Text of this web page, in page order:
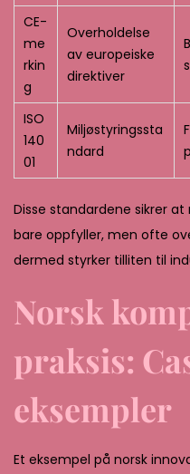
CE-
me
rkin
g
Overholdelse
av europeiske
direktiver
ISO
140
01
Miljøstyringssta
ndard
Disse standardene sikrer
bare oppfyller, men ofte
dermed styrker tilliten til
Norsk
praksis:
eksempler
Et eksempel på norsk